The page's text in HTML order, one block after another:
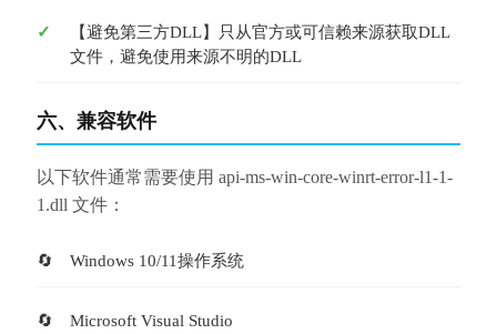
【避免第三方DLL】只从官方或可信赖来源获取DLL
文件，避免使用来源不明的DLL
六、兼容软件
以下软件通常需要使用 api-ms-win-core-winrt-error-l1-1-
1.dll 文件：
Windows 10/11操作系统
Microsoft Visual Studio